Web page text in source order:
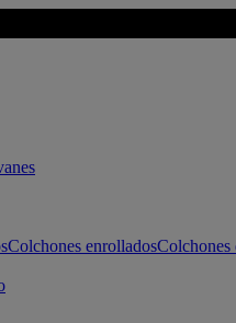
Colchones enrolladosColchones